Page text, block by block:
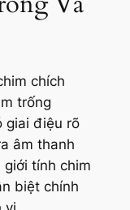
chích
trống
giai điệu rõ
âm thanh
giới tính chim
biệt chính